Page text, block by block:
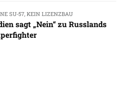
SU-57, KEIN LIZENZBAU
sagt „Nein“ zu Russlands